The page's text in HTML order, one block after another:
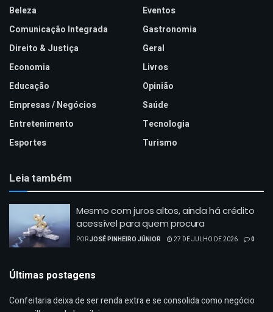
Beleza
Comunicação Integrada
Direito & Justiça
Economia
Educação
Empresas / Negócios
Entretenimento
Esportes
Eventos
Gastronomia
Geral
Livros
Opinião
Saúde
Tecnologia
Turismo
Leia também
Mesmo com juros altos, ainda há crédito
acessível para quem procura
PORJOSÉ PINHEIRO JÚNIOR 27 DE JULHO DE 2026 0
Últimas postagens
Confeitaria deixa de ser renda extra e se consolida como negócio